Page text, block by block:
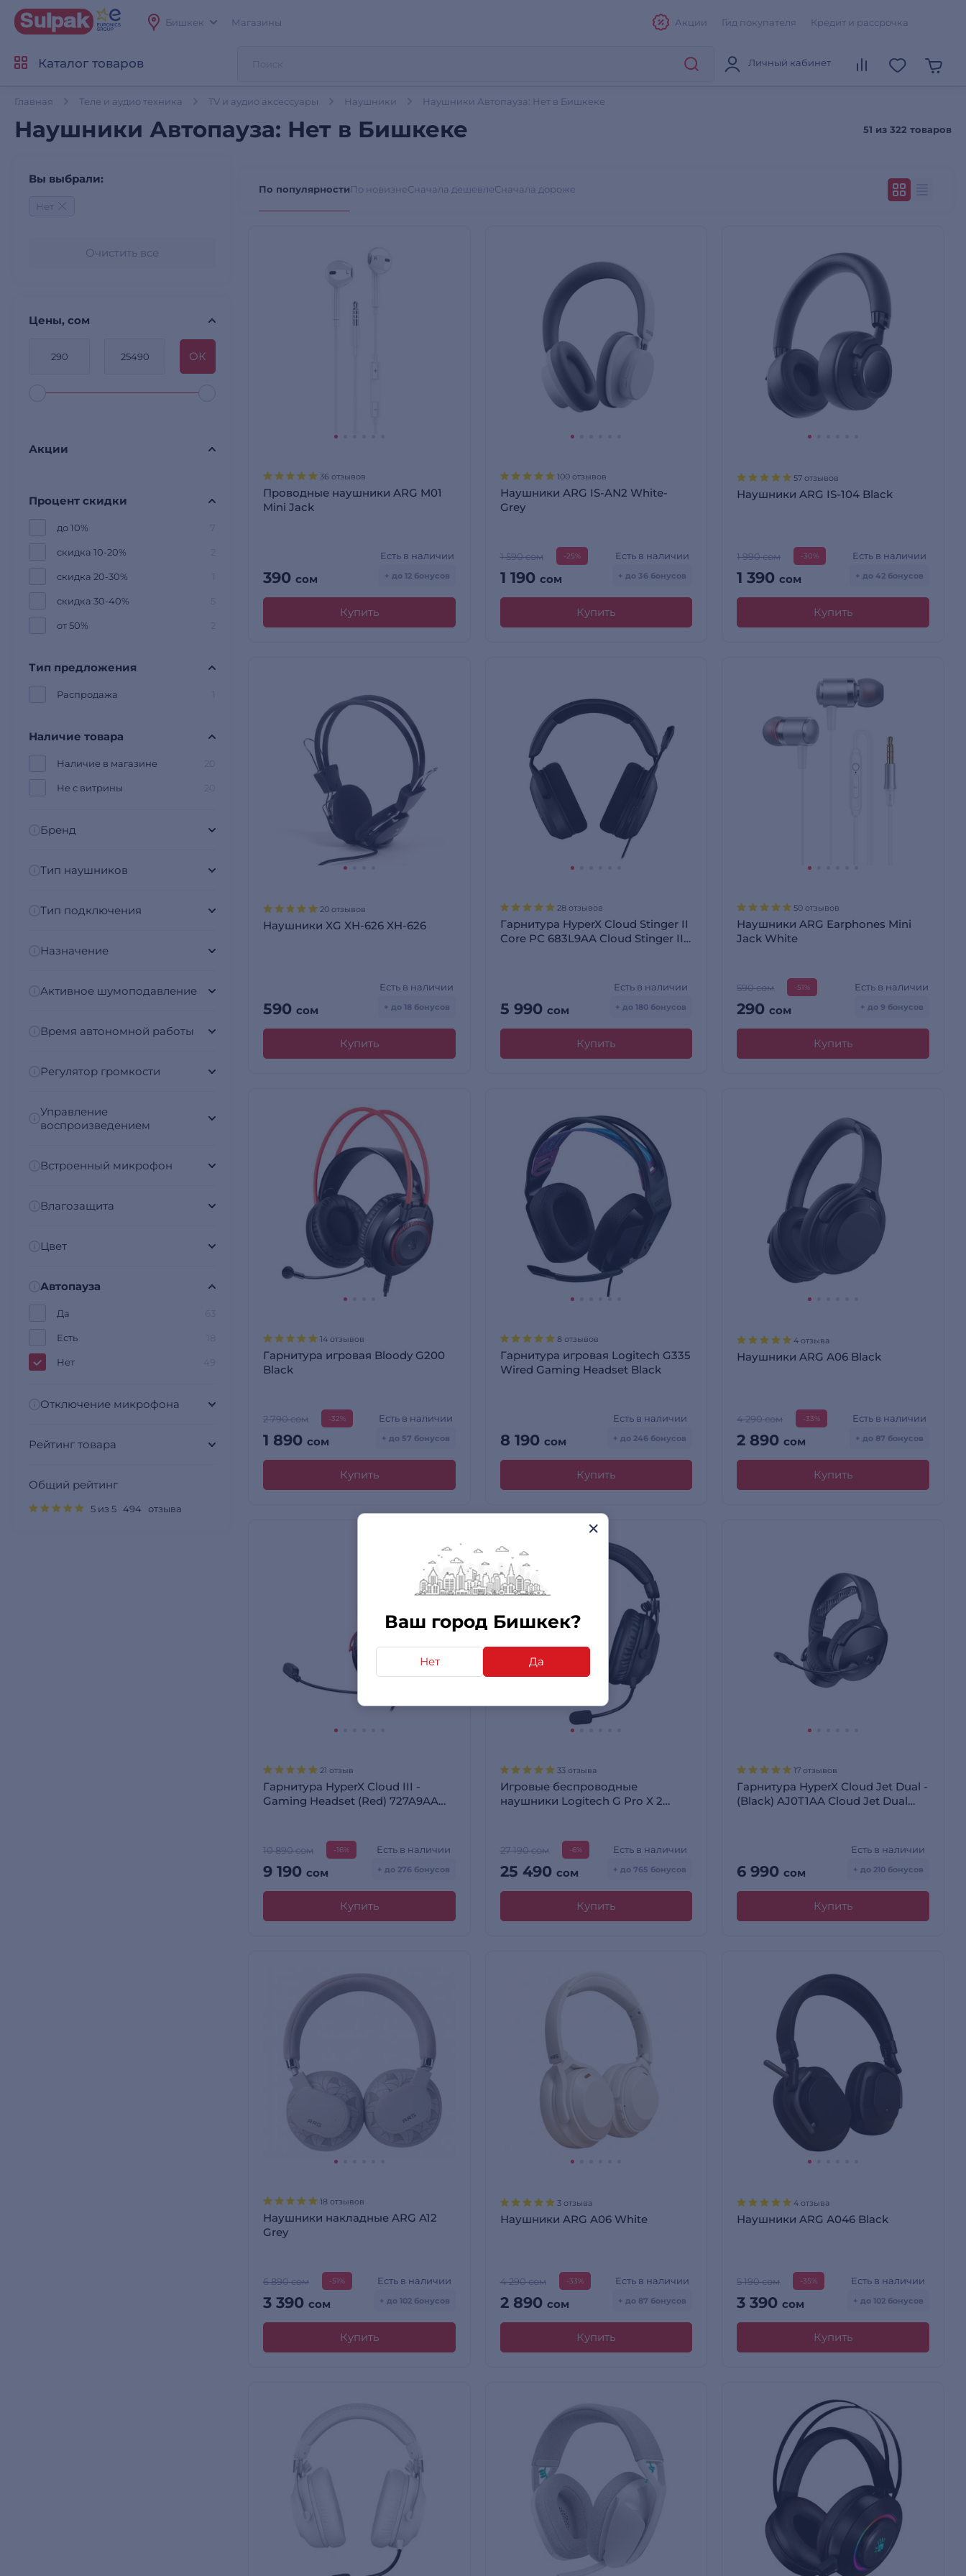
Ваш город Бишкек?
Нет Да
Бишкек Магазины Акции Гид покупателя Кредит и рассрочка
Каталог товаров Личный кабинет
Главная Теле и аудио техника TV и аудио аксессуары Наушники Наушники Автопауза: Нет в Бишкеке
Наушники Автопауза: Нет в Бишкеке 51 из 322 товаров
Вы выбрали:
Нет
Очистить все
Цены, сом
OК
Акции
Процент скидки
до 10%
скидка 10-20%
скидка 20-30%
скидка 30-40%
от 50%
Тип предложения
Распродажа
Наличие товара
Наличие в магазине
Не с витрины
Бренд
Тип наушников
Тип подключения
Назначение
Активное шумоподавление
Время автономной работы
Регулятор громкости
Управление
воспроизведением
Встроенный микрофон
Влагозащита
Цвет
Автопауза
Да
Есть
Нет
Отключение микрофона
Рейтинг товара
Общий рейтинг
5 из 5 494 отзыва
По популярностиПо новизнеСначала дешевлеСначала дороже
36 отзывов
Проводные наушники ARG M01
Mini Jack
390 сом
Есть в наличии
+ до 12 бонусов
Купить
100 отзывов
Наушники ARG IS-AN2 White-
Grey
1 590 сом -25%
1 190 сом
Есть в наличии
+ до 36 бонусов
Купить
57 отзывов
Наушники ARG IS-104 Black
1 990 сом -30%
1 390сом
Есть в наличии
+ до 42 бонусов
Купить
20 отзывов
Наушники XG XH-626 XH-626
590 сом
Есть в наличии
+ до 18 бонусов
Купить
28 отзывов
Гарнитура HyperX Cloud Stinger II
Core PC 683L9AA Cloud Stinger II
5 990 сом
Есть в наличии
+ до 180 бонусов
Купить
50 отзывов
Наушники ARG Earphones Mini
Jack White
590 сом -51%
290сом
Есть в наличии
+ до 9 бонусов
Купить
14 отзывов
Гарнитура игровая Bloody G200
Black
2 790 сом -32%
1 890 сом
Есть в наличии
+ до 57 бонусов
Купить
8 отзывов
Гарнитура игровая Logitech G335
Wired Gaming Headset Black
8 190 сом
Есть в наличии
+ до 246 бонусов
Купить
4 отзыва
Наушники ARG A06 Black
4 290 сом -33%
2 890сом
Есть в наличии
+ до 87 бонусов
Купить
21 отзыв
Гарнитура HyperX Cloud III -
Gaming Headset (Red) 727A9AA
10 890 сом -16%
9 190 сом
Есть в наличии
+ до 276 бонусов
Купить
33 отзыва
Игровые беспроводные
наушники Logitech G Pro X 2
27 190 сом -6%
25 490 сом
Есть в наличии
+ до 765 бонусов
Купить
17 отзывов
Гарнитура HyperX Cloud Jet Dual -
(Black) AJ0T1AA Cloud Jet Dual
6 990сом
Есть в наличии
+ до 210 бонусов
Купить
18 отзывов
Наушники накладные ARG A12
Grey
6 890 сом -51%
3 390 сом
Есть в наличии
+ до 102 бонусов
Купить
3 отзыва
Наушники ARG A06 White
4 290 сом -33%
2 890 сом
Есть в наличии
+ до 87 бонусов
Купить
4 отзыва
Наушники ARG A046 Black
5 190 сом -35%
3 390сом
Есть в наличии
+ до 102 бонусов
Купить